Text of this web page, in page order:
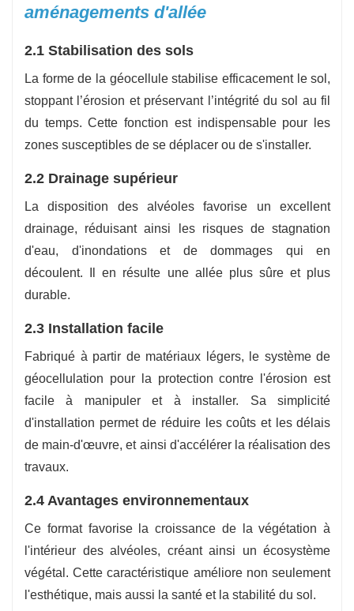
aménagements d'allée
2.1 Stabilisation des sols
La forme de la géocellule stabilise efficacement le sol,
stoppant l’érosion et préservant l’intégrité du sol au fil
du temps. Cette fonction est indispensable pour les
zones susceptibles de se déplacer ou de s'installer.
2.2 Drainage supérieur
La disposition des alvéoles favorise un excellent
drainage, réduisant ainsi les risques de stagnation
d'eau, d'inondations et de dommages qui en
découlent. Il en résulte une allée plus sûre et plus
durable.
2.3 Installation facile
Fabriqué à partir de matériaux légers, le système de
géocellulation pour la protection contre l'érosion est
facile à manipuler et à installer. Sa simplicité
d'installation permet de réduire les coûts et les délais
de main-d'œuvre, et ainsi d'accélérer la réalisation des
travaux.
2.4 Avantages environnementaux
Ce format favorise la croissance de la végétation à
l'intérieur des alvéoles, créant ainsi un écosystème
végétal. Cette caractéristique améliore non seulement
l'esthétique, mais aussi la santé et la stabilité du sol.